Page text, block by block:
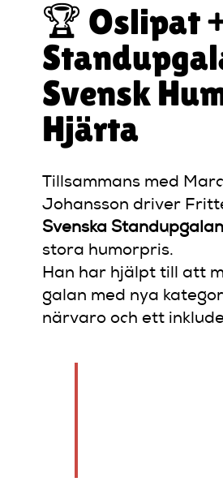
🏆 Oslipat
Svensk
Hjärta
Tillsammans med
Johansson driver
Svenska Standupgalan
stora humorpris.
Han har hjälpt till att
galan med nya
närvaro och ett